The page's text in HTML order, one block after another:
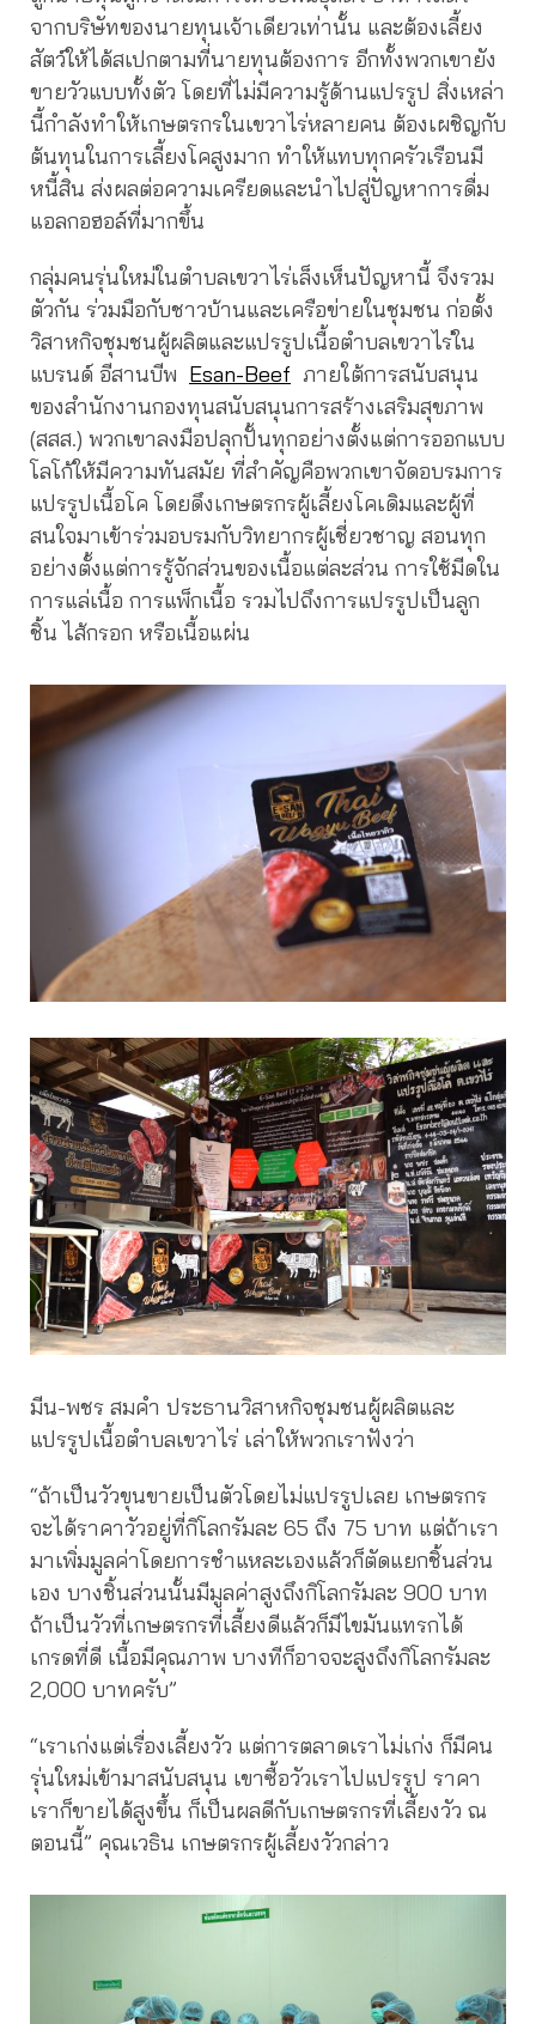
จากบริษัทของนายทุนเจ้าเดียวเท่านั้น และต้องเลี้ยง
สัตว์ให้ได้สเปกตามที่นายทุนต้องการ อีกทั้งพวกเขายัง
ขายวัวแบบทั้งตัว โดยที่ไม่มีความรู้ด้านแปรรูป สิ่งเหล่า
นี้กำลังทำให้เกษตรกรในเขวาไร่หลายคน ต้องเผชิญกับ
ต้นทุนในการเลี้ยงโคสูงมาก ทำให้แทบทุกครัวเรือนมี
หนี้สิน ส่งผลต่อความเครียดและนำไปสู่ปัญหาการดื่ม
แอลกอฮอล์ที่มากขึ้น
กลุ่มคนรุ่นใหม่ในตำบลเขวาไร่เล็งเห็นปัญหานี้ จึงรวม
ตัวกัน ร่วมมือกับชาวบ้านและเครือข่ายในชุมชน ก่อตั้ง
วิสาหกิจชุมชนผู้ผลิตและแปรรูปเนื้อตำบลเขวาไร่ใน
แบรนด์ อีสานบีพ Esan-Beef ภายใต้การสนับสนุน
ของสำนักงานกองทุนสนับสนุนการสร้างเสริมสุขภาพ
(สสส.) พวกเขาลงมือปลุกปั้นทุกอย่างตั้งแต่การออกแบบ
โลโก้ให้มีความทันสมัย ที่สำคัญคือพวกเขาจัดอบรมการ
แปรรูปเนื้อโค โดยดึงเกษตรกรผู้เลี้ยงโคเดิมและผู้ที่
สนใจมาเข้าร่วมอบรมกับวิทยากรผู้เชี่ยวชาญ สอนทุก
อย่างตั้งแต่การรู้จักส่วนของเนื้อแต่ละส่วน การใช้มีดใน
การแล่เนื้อ การแพ็กเนื้อ รวมไปถึงการแปรรูปเป็นลูก
ชิ้น ไส้กรอก หรือเนื้อแผ่น
มีน-พชร สมคำ ประธานวิสาหกิจชุมชนผู้ผลิตและ
แปรรูปเนื้อตำบลเขวาไร่ เล่าให้พวกเราฟังว่า
“ถ้าเป็นวัวขุนขายเป็นตัวโดยไม่แปรรูปเลย เกษตรกร
จะได้ราคาวัวอยู่ที่กิโลกรัมละ 65 ถึง 75 บาท แต่ถ้าเรา
มาเพิ่มมูลค่าโดยการชําแหละเองแล้วก็ตัดแยกชิ้นส่วน
เอง บางชิ้นส่วนนั้นมีมูลค่าสูงถึงกิโลกรัมละ 900 บาท
ถ้าเป็นวัวที่เกษตรกรที่เลี้ยงดีแล้วก็มีไขมันแทรกได้
เกรดที่ดี เนื้อมีคุณภาพ บางทีก็อาจจะสูงถึงกิโลกรัมละ
2,000 บาทครับ”
“เราเก่งแต่เรื่องเลี้ยงวัว แต่การตลาดเราไม่เก่ง ก็มีคน
รุ่นใหม่เข้ามาสนับสนุน เขาซื้อวัวเราไปแปรรูป ราคา
เราก็ขายได้สูงขึ้น ก็เป็นผลดีกับเกษตรกรที่เลี้ยงวัว ณ
ตอนนี้” คุณเวธิน เกษตรกรผู้เลี้ยงวัวกล่าว